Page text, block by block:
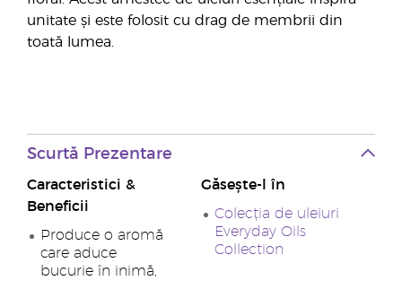
unitate și este folosit cu drag de membrii din
toată lumea.
Scurtă Prezentare
Caracteristici &
Beneficii
Produce o aromă
care aduce
bucurie în inimă,
Găsește-l în
Colecția de uleiuri
Everyday Oils
Collection